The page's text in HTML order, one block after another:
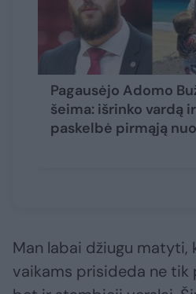
Pagausėjo Adomo
šeima: išrinko vardą ir
paskelbė pirmąją
Man labai džiugu matyti,
vaikams prisideda ne tik